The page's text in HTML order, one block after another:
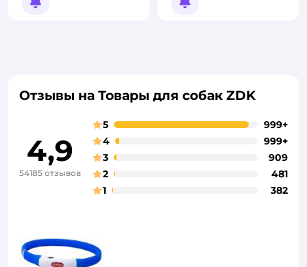
Уведомить о появлении Уведомить о появлении
Отзывы на Товары для собак ZDK
4,9
54185 отзывов
5
999+
4
999+
3
909
2
481
1
382